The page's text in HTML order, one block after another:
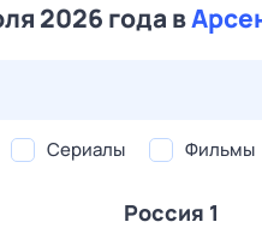
2026 года в
Сериалы Фильмы
Россия 1